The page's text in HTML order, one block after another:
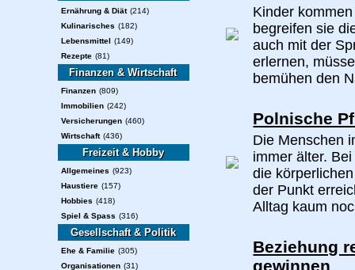
Ernährung & Diät (214)
Kulinarisches (182)
Lebensmittel (149)
Rezepte (81)
Finanzen & Wirtschaft
Finanzen (809)
Immobilien (242)
Versicherungen (460)
Wirtschaft (436)
Freizeit & Hobby
Allgemeines (923)
Haustiere (157)
Hobbies (418)
Spiel & Spass (316)
Gesellschaft & Politik
Ehe & Familie (305)
Organisationen (31)
Kinder
begreifen sie
auch mit der
erlernen,
bemühen den
Polnische
Die Menschen
immer älter.
die
der Punkt
Alltag kaum
Beziehung
gewinnen